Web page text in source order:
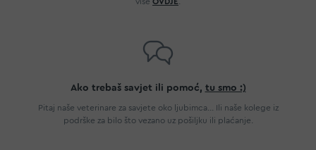
Ako trebaš savjet ili pomoć, tu smo :)
Pitaj naše veterinare za savjete oko ljubimca... Ili naše kolege iz
podrške za bilo što vezano uz pošiljku ili plaćanje.